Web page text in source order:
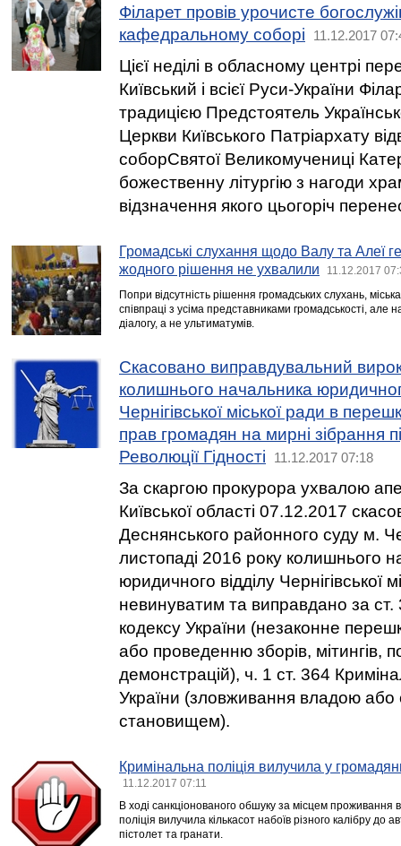
Філарет провів урочисте
кафедральному соборі
11.12.2017
Цієї неділі в обласному центрі
Київський і всієї Руси-України
традицією Предстоятель
Церкви Київського Патріархату
соборСвятої Великомучениці
божественну літургію з нагоди
відзначення якого цьогоріч
Громадські слухання щодо Валу та Алеї
жодного рішення не ухвалили
11.12.2017
Попри відсутність рішення громадських слухань,
співпраці з усіма представниками громадськості, але
діалогу, а не ультиматумів.
Скасовано виправдувальний
колишнього начальника
Чернігівської міської ради в
прав громадян на мирні зібрання
Революції Гідності
11.12.2017 07:18
За скаргою прокурора ухвалою
Київської області 07.12.2017
Деснянського районного суду м.
листопаді 2016 року колишнього
юридичного відділу Чернігівської
невинуватим та виправдано за ст.
кодексу України (незаконне
або проведенню зборів, мітингів,
демонстрацій), ч. 1 ст. 364
України (зловживання владою
становищем).
Кримінальна поліція вилучила у
11.12.2017 07:11
В ході санкціонованого обшуку за місцем проживання
поліція вилучила кількасот набоїв різного калібру до
пістолет та гранати.